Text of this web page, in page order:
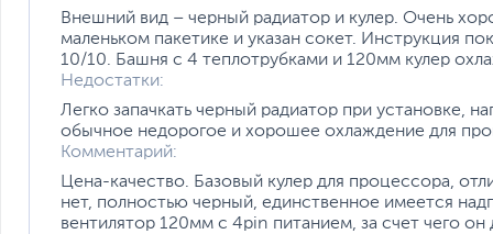
Внешний вид – черный радиатор и кулер. Очень
маленьком пакетике и указан сокет. Инструкция
10/10. Башня с 4 теплотрубками и 120мм кулер
Недостатки:
Легко запачкать черный радиатор при установке,
обычное недорогое и хорошее охлаждение для
Комментарий:
Цена-качество. Базовый кулер для процессора,
нет, полностью черный, единственное имеется
вентилятор 120мм с 4pin питанием, за счет чего